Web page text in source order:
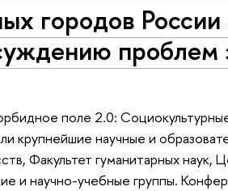
городов России
проблем
поле 2.0:
крупнейшие научные и
Факультет гуманитарных наук,
и научно-учебные группы.